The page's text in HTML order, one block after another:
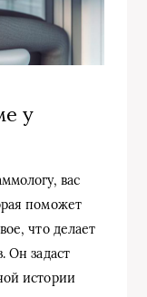
у
вас
поможет
что делает
Он задаст
истории